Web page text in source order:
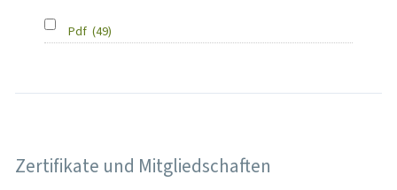
Pdf (49)
Zertifikate und Mitgliedschaften